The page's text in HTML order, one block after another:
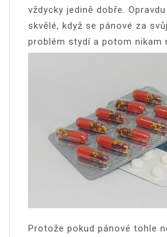
vždycky jedině dobře.
skvělé, když se pánové za
problém stydí a potom nikam
Protože pokud pánové tohle